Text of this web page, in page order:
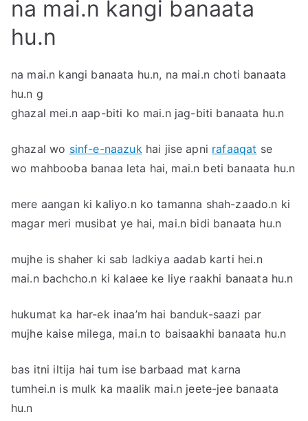
na mai.n kangi banaata
hu.n
na mai.n kangi banaata hu.n, na mai.n choti banaata
hu.n g
ghazal mei.n aap-biti ko mai.n jag-biti banaata hu.n
ghazal wo sinf-e-naazukhai jise apni rafaaqat se
wo mahbooba banaa leta hai, mai.n beti banaata hu.n
mere aangan ki kaliyo.n ko tamanna shah-zaado.n ki
magar meri musibat ye hai, mai.n bidi banaata hu.n
mujhe is shaher ki sab ladkiya aadab karti hei.n
mai.n bachcho.n ki kalaee ke liye raakhi banaata hu.n
hukumat ka har-ek inaa’m hai banduk-saazi par
mujhe kaise milega, mai.n to baisaakhi banaata hu.n
bas itni iltija hai tum ise barbaad mat karna
tumhei.n is mulk ka maalik mai.n jeete-jee banaata
hu.n